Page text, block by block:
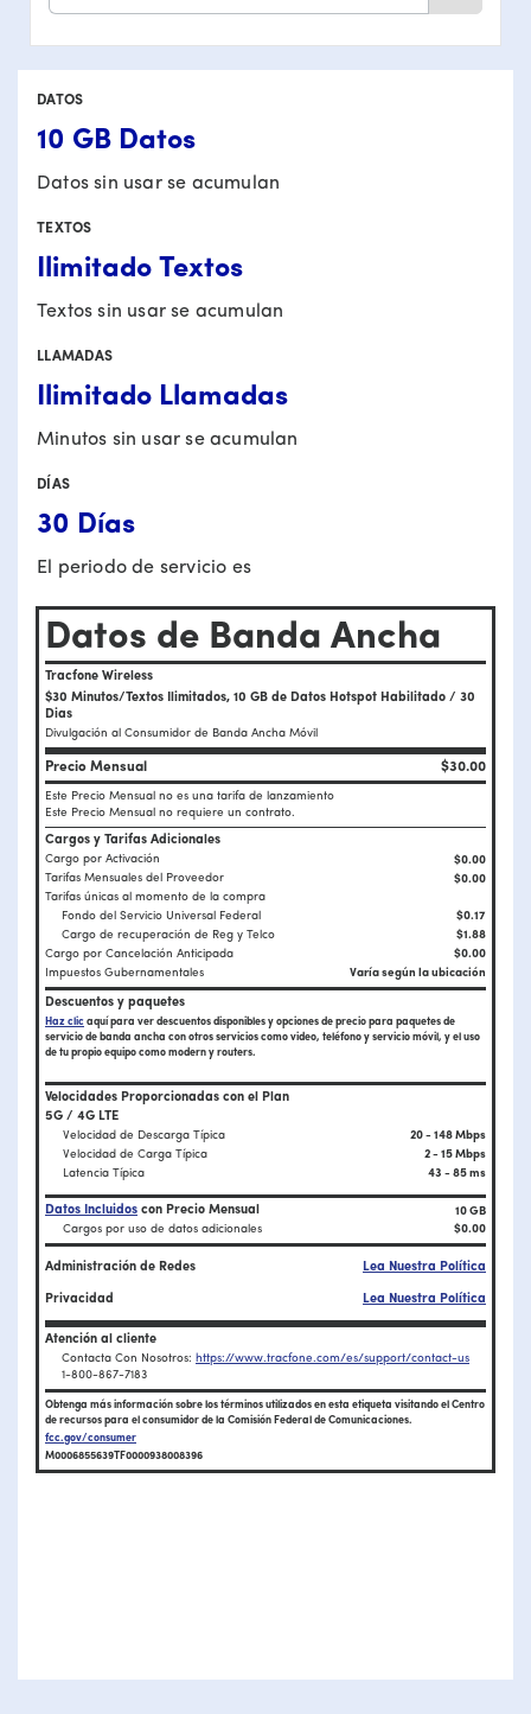
DATOS
10 GB Datos
Datos sin usar se acumulan
TEXTOS
Ilimitado Textos
Textos sin usar se acumulan
LLAMADAS
Ilimitado Llamadas
Minutos sin usar se acumulan
DÍAS
30 Días
El periodo de servicio es
Datos de Banda Ancha
Tracfone Wireless
$30 Minutos/Textos Ilimitados, 10 GB de Datos Hotspot Habilitado / 30
Dias
Divulgación al Consumidor de Banda Ancha Móvil
Precio Mensual $30.00
Este Precio Mensual no es una tarifa de lanzamiento
Este Precio Mensual no requiere un contrato.
Cargos y Tarifas Adicionales
Cargo por Activación
$0.00
Tarifas Mensuales del Proveedor
$0.00
Tarifas únicas al momento de la compra
Fondo del Servicio Universal Federal
$0.17
Cargo de recuperación de Reg y Telco
$1.88
Cargo por Cancelación Anticipada
$0.00
Impuestos Gubernamentales
Varía según la ubicación
Descuentos y paquetes
Haz clic aquí para ver descuentos disponibles y opciones de precio para paquetes de
servicio de banda ancha con otros servicios como video, teléfono y servicio móvil, y el uso
de tu propio equipo como modern y routers.
Velocidades Proporcionadas con el Plan
5G / 4G LTE
Velocidad de Descarga Típica
20 - 148 Mbps
Velocidad de Carga Típica
2 - 15 Mbps
Latencia Típica
43 - 85 ms
Datos Incluidos con Precio Mensual
10 GB
Cargos por uso de datos adicionales
$0.00
Administración de Redes Lea Nuestra Política
Privacidad Lea Nuestra Política
Atención al cliente
Contacta Con Nosotros: https://www.tracfone.com/es/support/contact-us
1-800-867-7183
Obtenga más información sobre los términos utilizados en esta etiqueta visitando el Centro
de recursos para el consumidor de la Comisión Federal de Comunicaciones.
fcc.gov/consumer
M0006855639TF0000938008396
Finaliza la etiqueta de datos sobre banda ancha para